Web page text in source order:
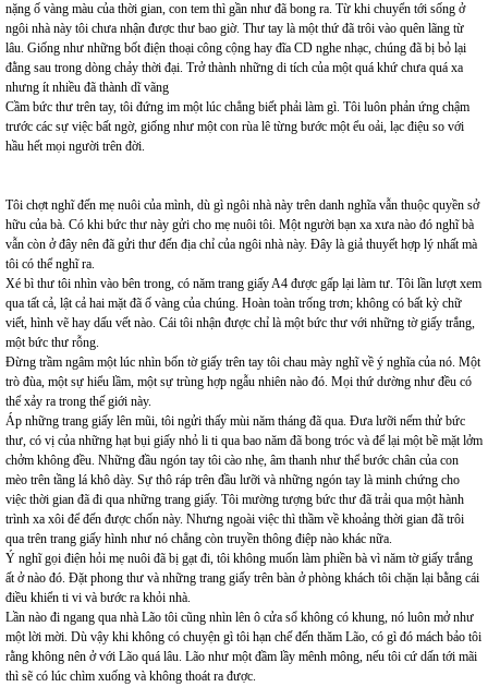
nặng ố vàng màu của thời gian, con tem thì gần như đã bong ra. Từ khi chuyển tới sống ở
ngôi nhà này tôi chưa nhận được thư bao giờ. Thư tay là một thứ đã trôi vào quên lãng từ
lâu. Giống như những bốt điện thoại công cộng hay đĩa CD nghe nhạc, chúng đã bị bỏ lại
đằng sau trong dòng chảy thời đại. Trở thành những di tích của một quá khứ chưa quá xa
nhưng ít nhiều đã thành dĩ vãng
Cầm bức thư trên tay, tôi đứng im một lúc chẳng biết phải làm gì. Tôi luôn phản ứng chậm
trước các sự việc bất ngờ, giống như một con rùa lê từng bước một ểu oải, lạc điệu so với
hầu hết mọi người trên đời.
Tôi chợt nghĩ đến mẹ nuôi của mình, dù gì ngôi nhà này trên danh nghĩa vẫn thuộc quyền sở
hữu của bà. Có khi bức thư này gửi cho mẹ nuôi tôi. Một người bạn xa xưa nào đó nghĩ bà
vẫn còn ở đây nên đã gửi thư đến địa chỉ của ngôi nhà này. Đây là giả thuyết hợp lý nhất mà
tôi có thể nghĩ ra.
Xé bì thư tôi nhìn vào bên trong, có năm trang giấy A4 được gấp lại làm tư. Tôi lần lượt xem
qua tất cả, lật cả hai mặt đã ố vàng của chúng. Hoàn toàn trống trơn; không có bất kỳ chữ
viết, hình vẽ hay dấu vết nào. Cái tôi nhận được chỉ là một bức thư với những tờ giấy trắng,
một bức thư rỗng.
Đừng trầm ngâm một lúc nhìn bốn tờ giấy trên tay tôi chau mày nghĩ về ý nghĩa của nó. Một
trò đùa, một sự hiểu lầm, một sự trùng hợp ngẫu nhiên nào đó. Mọi thứ dường như đều có
thể xảy ra trong thế giới này.
Áp những trang giấy lên mũi, tôi ngửi thấy mùi năm tháng đã qua. Đưa lưỡi nếm thử bức
thư, có vị của những hạt bụi giấy nhỏ li ti qua bao năm đã bong tróc và để lại một bề mặt lởm
chởm không đều. Những đầu ngón tay tôi cào nhẹ, âm thanh như thể bước chân của con
mèo trên tầng lá khô dày. Sự thô ráp trên đầu lưỡi và những ngón tay là minh chứng cho
việc thời gian đã đi qua những trang giấy. Tôi mường tượng bức thư đã trải qua một hành
trình xa xôi để đến được chốn này. Nhưng ngoài việc thì thầm về khoảng thời gian đã trôi
qua trên trang giấy hình như nó chẳng còn truyền thông điệp nào khác nữa.
Ý nghĩ gọi điện hỏi mẹ nuôi đã bị gạt đi, tôi không muốn làm phiền bà vì năm tờ giấy trắng
ất ở nào đó. Đặt phong thư và những trang giấy trên bàn ở phòng khách tôi chặn lại bằng cái
điều khiển ti vi và bước ra khỏi nhà.
Lần nào đi ngang qua nhà Lão tôi cũng nhìn lên ô cửa sổ không có khung, nó luôn mở như
một lời mời. Dù vậy khi không có chuyện gì tôi hạn chế đến thăm Lão, có gì đó mách bảo tôi
rằng không nên ở với Lão quá lâu. Lão như một đầm lầy mênh mông, nếu tôi cứ dấn tới mãi
thì sẽ có lúc chìm xuống và không thoát ra được.